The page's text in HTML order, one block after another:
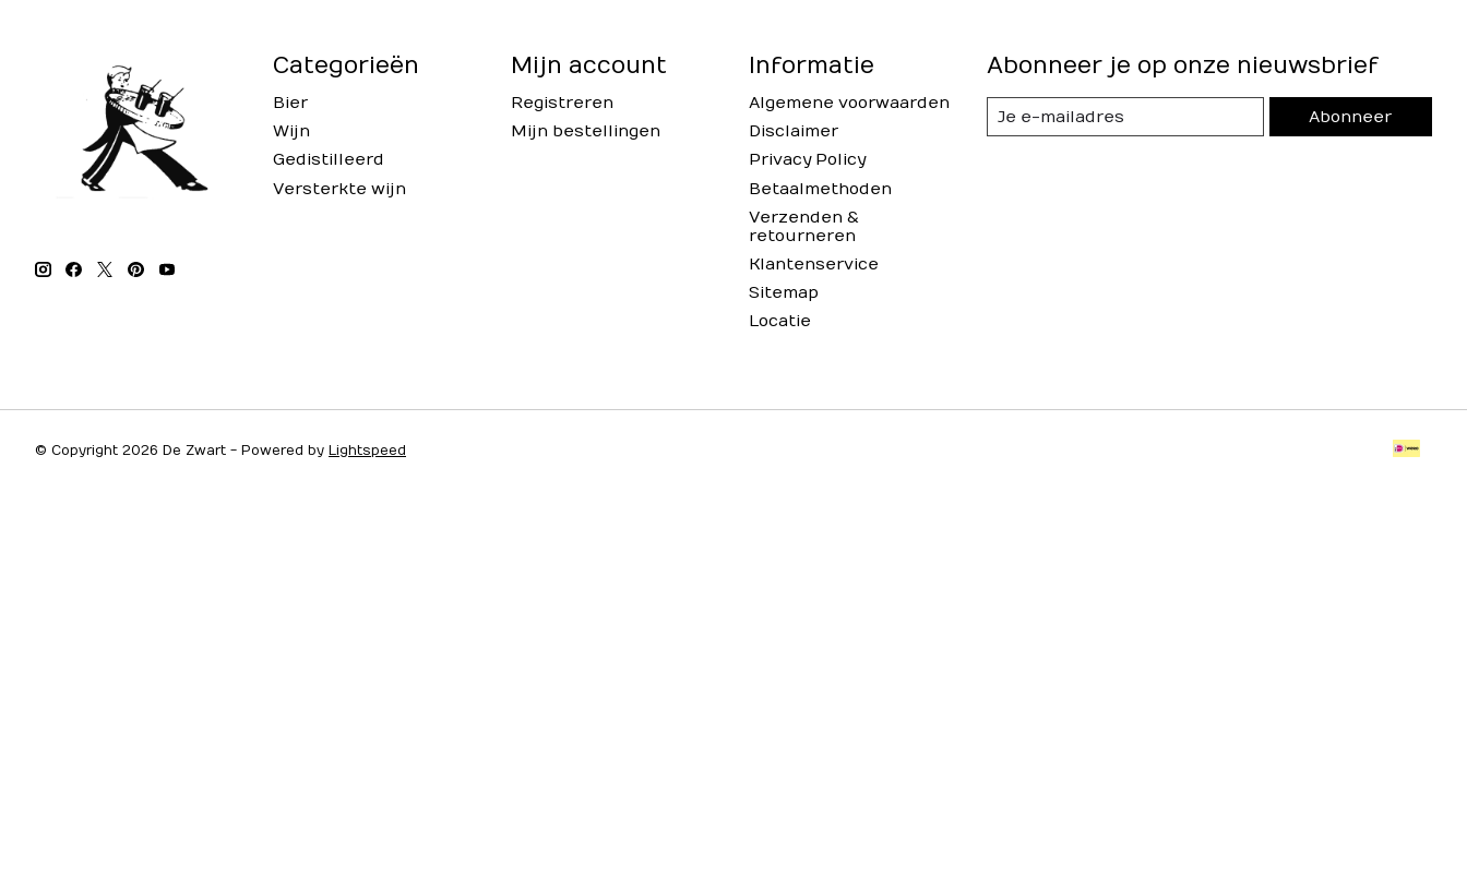
Categorieën
Bier
Wijn
Gedistilleerd
Versterkte wijn
Mijn account
Registreren
Mijn bestellingen
Informatie
Algemene voorwaarden
Disclaimer
Privacy Policy
Betaalmethoden
Verzenden &
retourneren
Klantenservice
Sitemap
Locatie
Abonneer je op onze nieuwsbrief
Abonneer
© Copyright 2026 De Zwart - Powered by Lightspeed